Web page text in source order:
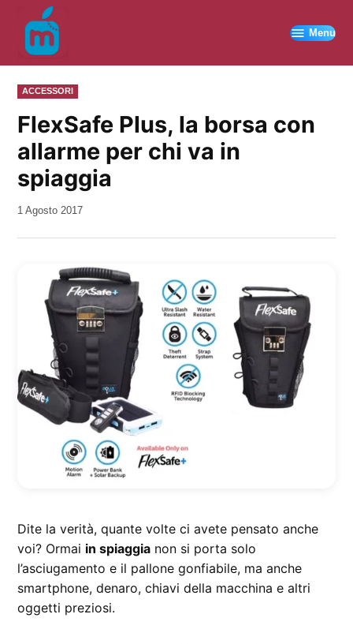
contenuto
Menu
PUBBLICATO
IN
ACCESSORI
FlexSafe Plus, la borsa con
allarme per chi va in
spiaggia
da
1 Agosto 2017
Dite la verità, quante volte ci avete pensato anche
voi? Ormai in spiaggia non si porta solo
l’asciugamento e il pallone gonfiabile, ma anche
smartphone, denaro, chiavi della macchina e altri
oggetti preziosi.